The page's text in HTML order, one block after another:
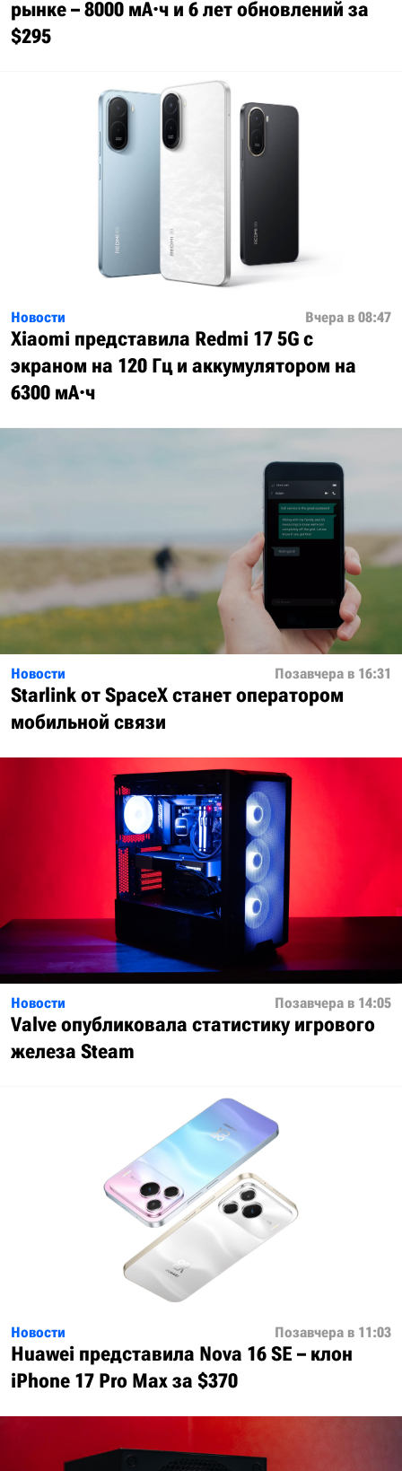
рынке – 8000 мА·ч и 6 лет обновлений за
$295
Новости Вчера в 08:47
Xiaomi представила Redmi 17 5G с
экраном на 120 Гц и аккумулятором на
6300 мА·ч
Новости Позавчера в 16:31
Starlink от SpaceX станет оператором
мобильной связи
Новости Позавчера в 14:05
Valve опубликовала статистику игрового
железа Steam
Новости Позавчера в 11:03
Huawei представила Nova 16 SE – клон
iPhone 17 Pro Max за $370